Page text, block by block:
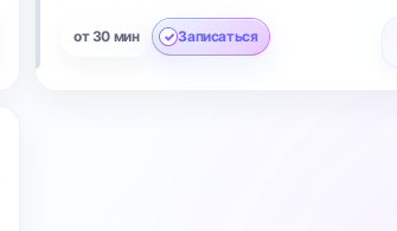
от 30 мин Записаться